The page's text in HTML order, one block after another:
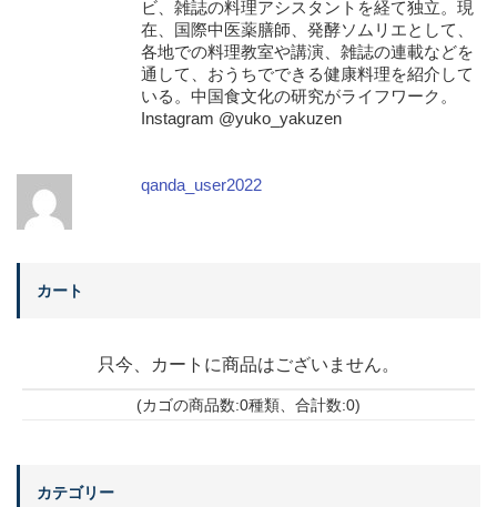
ビ、雑誌の料理アシスタントを経て独立。現
在、国際中医薬膳師、発酵ソムリエとして、
各地での料理教室や講演、雑誌の連載などを
通して、おうちでできる健康料理を紹介して
いる。中国食文化の研究がライフワーク。
Instagram @yuko_yakuzen
qanda_user2022
カート
只今、カートに商品はございません。
(カゴの商品数:0種類、合計数:0)
カテゴリー